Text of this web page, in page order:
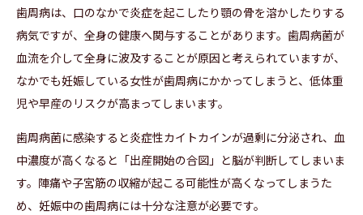
歯周病は、口のなかで炎症を起こしたり顎の骨を溶かしたりする
病気ですが、全身の健康へ関与することがあります。歯周病菌が
血流を介して全身に波及することが原因と考えられていますが、
なかでも妊娠している女性が歯周病にかかってしまうと、低体重
児や早産のリスクが高まってしまいます。
歯周病菌に感染すると炎症性カイトカインが過剰に分泌され、血
中濃度が高くなると「出産開始の合図」と脳が判断してしまいま
す。陣痛や子宮筋の収縮が起こる可能性が高くなってしまうた
め、妊娠中の歯周病には十分な注意が必要です。